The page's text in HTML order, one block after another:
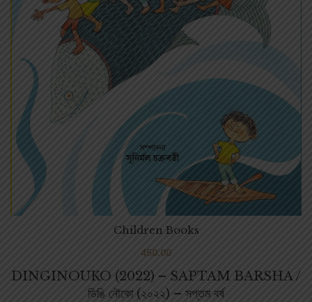
DINGINOUKO (2022) – SAPTAM BARSHA /
ডিঙি নৌকো (২০২২) – সপ্তম বর্ষ
Children Books
450.00